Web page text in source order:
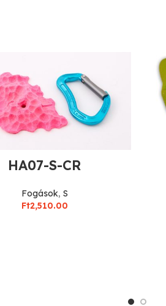
HA07-S-CR
Fogások, S
Ft2,510.00